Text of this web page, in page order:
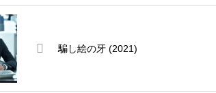
騙し絵の牙 (2021)